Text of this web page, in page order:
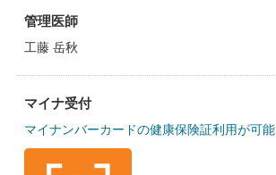
管理医師
工藤 岳秋
マイナ受付
マイナンバーカードの健康保険証利用が可能